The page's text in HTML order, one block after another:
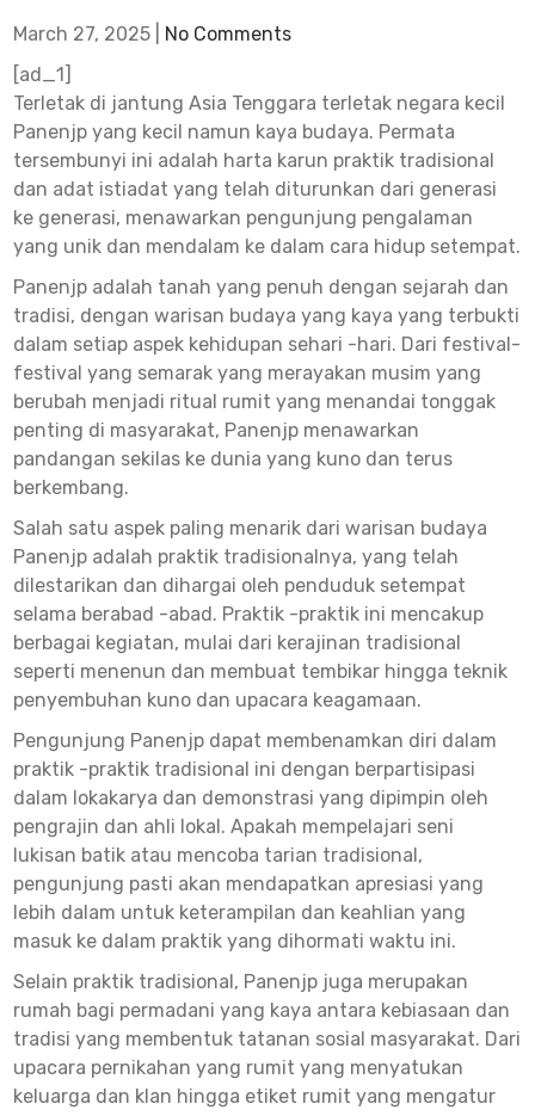
March 27, 2025
No Comments
[ad_1]
Terletak di jantung Asia Tenggara terletak negara kecil
Panenjp yang kecil namun kaya budaya. Permata
tersembunyi ini adalah harta karun praktik tradisional
dan adat istiadat yang telah diturunkan dari generasi
ke generasi, menawarkan pengunjung pengalaman
yang unik dan mendalam ke dalam cara hidup setempat.
Panenjp adalah tanah yang penuh dengan sejarah dan
tradisi, dengan warisan budaya yang kaya yang terbukti
dalam setiap aspek kehidupan sehari -hari. Dari festival-
festival yang semarak yang merayakan musim yang
berubah menjadi ritual rumit yang menandai tonggak
penting di masyarakat, Panenjp menawarkan
pandangan sekilas ke dunia yang kuno dan terus
berkembang.
Salah satu aspek paling menarik dari warisan budaya
Panenjp adalah praktik tradisionalnya, yang telah
dilestarikan dan dihargai oleh penduduk setempat
selama berabad -abad. Praktik -praktik ini mencakup
berbagai kegiatan, mulai dari kerajinan tradisional
seperti menenun dan membuat tembikar hingga teknik
penyembuhan kuno dan upacara keagamaan.
Pengunjung Panenjp dapat membenamkan diri dalam
praktik -praktik tradisional ini dengan berpartisipasi
dalam lokakarya dan demonstrasi yang dipimpin oleh
pengrajin dan ahli lokal. Apakah mempelajari seni
lukisan batik atau mencoba tarian tradisional,
pengunjung pasti akan mendapatkan apresiasi yang
lebih dalam untuk keterampilan dan keahlian yang
masuk ke dalam praktik yang dihormati waktu ini.
Selain praktik tradisional, Panenjp juga merupakan
rumah bagi permadani yang kaya antara kebiasaan dan
tradisi yang membentuk tatanan sosial masyarakat. Dari
upacara pernikahan yang rumit yang menyatukan
keluarga dan klan hingga etiket rumit yang mengatur